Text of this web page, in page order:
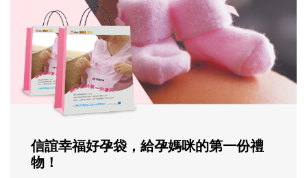
信誼幸福好孕袋，給孕媽咪的第一份禮
物！